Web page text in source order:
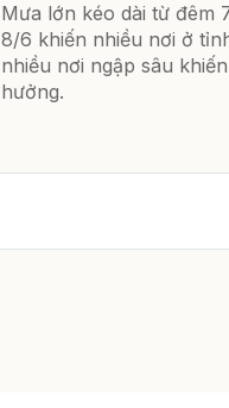
Mưa lớn kéo dài từ đêm
8/6 khiến nhiều nơi ở
nhiều nơi ngập sâu
hưởng.